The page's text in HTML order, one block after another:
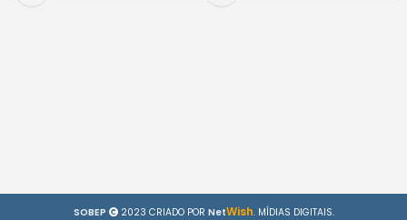
SOBEP 2023 CRIADO POR NetWish. MÍDIAS DIGITAIS.